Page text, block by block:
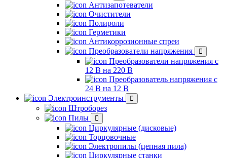
Антизапотеватели
Очистители
Полироли
Герметики
Антикоррозионные спреи
Преобразователи напряжения
Преобразователи напряжения с
12 В на 220 В
Преобразователь напряжения с
24 В на 12 В
Электроинструменты
Штроборез
Пилы
Циркулярные (дисковые)
Торцовочные
Электропилы (цепная пила)
Циркулярные станки